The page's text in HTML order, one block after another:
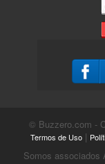
© Buzzero.com -
Termos de Uso|
Somos associados